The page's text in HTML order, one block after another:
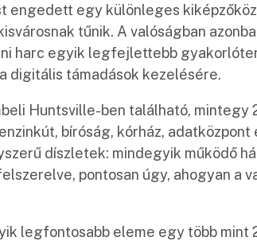
engedett egy különleges
tűnik. A valóságban
harc egyik legfejlettebb
digitális támadások kezelésére.
Huntsville-ben található,
bíróság, kórház,
díszletek: mindegyik működő
pontosan úgy, ahogyan a
legfontosabb eleme egy több mint